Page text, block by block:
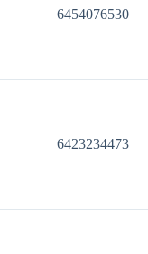
6454076530
6423234473